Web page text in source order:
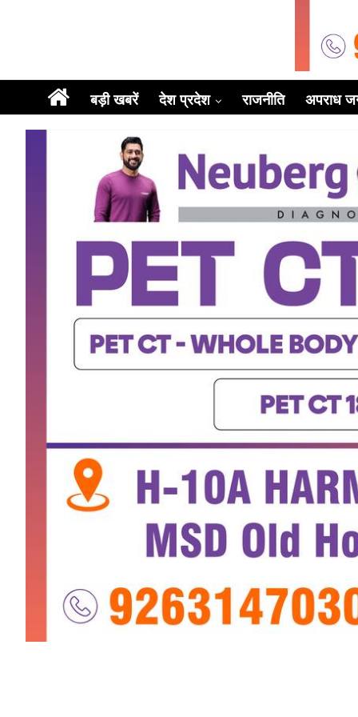
बड़ी खबरें देश प्रदेश राजनीति अपराध